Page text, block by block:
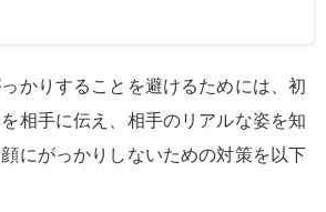
かりすることを避けるためには、初
相手に伝え、相手のリアルな姿を知
にがっかりしないための対策を以下